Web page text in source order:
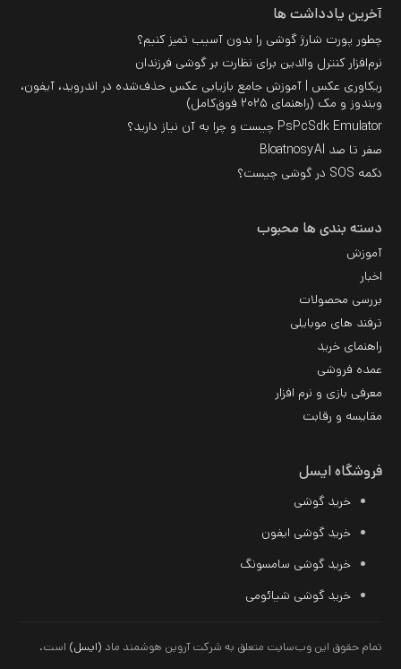
آخرین یادداشت ها
چطور پورت شارژ گوشی را بدون آسیب تمیز کنیم؟
نرم‌افزار کنترل والدین برای نظارت بر گوشی فرزندان
ریکاوری عکس | آموزش جامع بازیابی عکس حذف‌شده در اندروید، آیفون،
ویندوز و مک (راهنمای ۲۰۲۵ فوق‌کامل)
PsPcSdk Emulator چیست و چرا به آن نیاز دارید؟
صفر تا صد BloatnosyAI
دکمه SOS در گوشی چیست؟
دسته بندی ها محبوب
آموزش
اخبار
بررسی محصولات
ترفند های موبایلی
راهنمای خرید
عمده فروشی
معرفی بازی و نرم افزار
مقایسه و رقابت
فروشگاه ایسل
خرید گوشی
خرید گوشی ایفون
خرید گوشی سامسونگ
خریدگوشی شیائومی
تمام حقوق این وب‌سایت متعلق به شرکت آروین هوشمند ماد (ایسل) است.